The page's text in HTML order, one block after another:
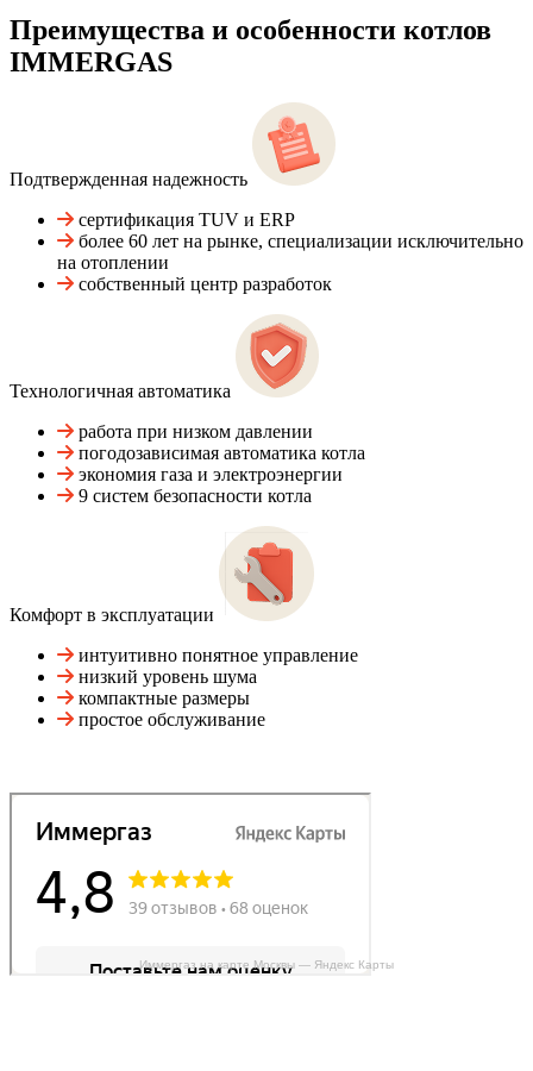
Преимущества и особенности котлов
IMMERGAS
Подтвержденная надежность
сертификация TUV и ERP
более 60 лет на рынке, специализации исключительно
на отоплении
собственный центр разработок
Технологичная автоматика
работа при низком давлении
погодозависимая автоматика котла
экономия газа и электроэнергии
9 систем безопасности котла
Комфорт в эксплуатации
интуитивно понятное управление
низкий уровень шума
компактные размеры
простое обслуживание
Иммергаз на карте Москвы — Яндекс Карты